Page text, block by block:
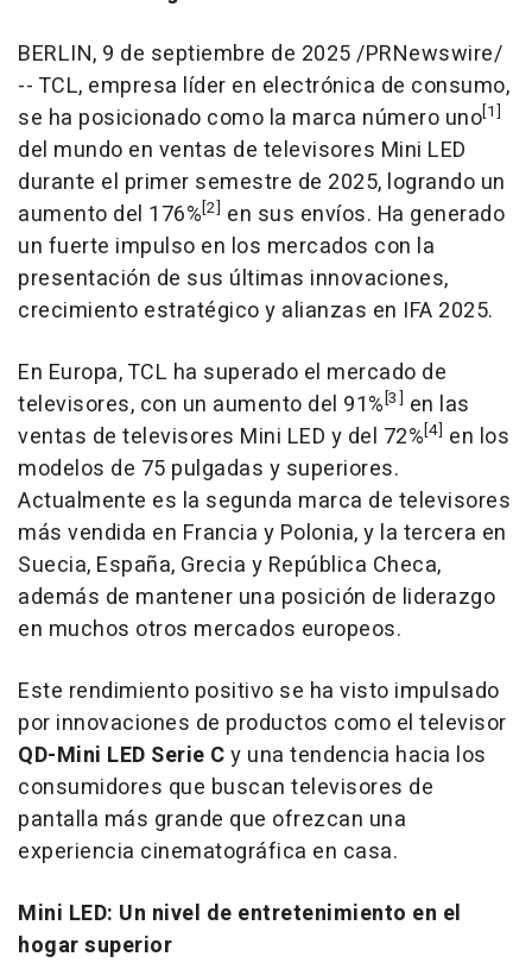
BERLIN, 9 de septiembre de 2025/PRNewswire/
-- TCL, empresa líder en electrónica de consumo,
se ha posicionado como la marca número uno[1]
del mundo en ventas de televisores Mini LED
durante el primer semestre de 2025, logrando un
aumento del 176%[2] en sus envíos. Ha generado
un fuerte impulso en los mercados con la
presentación de sus últimas innovaciones,
crecimiento estratégico y alianzas en IFA 2025.
En Europa, TCL ha superado el mercado de
televisores, con un aumento del 91% [3] en las
ventas de televisores Mini LED y del 72%[4] en los
modelos de 75 pulgadas y superiores.
Actualmente es la segunda marca de televisores
más vendida en Francia y Polonia, y la tercera en
Suecia, España, Grecia y República Checa,
además de mantener una posición de liderazgo
en muchos otros mercados europeos.
Este rendimiento positivo se ha visto impulsado
por innovaciones de productos como el televisor
QD-Mini LED Serie Cy una tendencia hacia los
consumidores que buscan televisores de
pantalla más grande que ofrezcan una
experiencia cinematográfica en casa.
Mini LED: Un nivel de entretenimiento en el
hogar superior